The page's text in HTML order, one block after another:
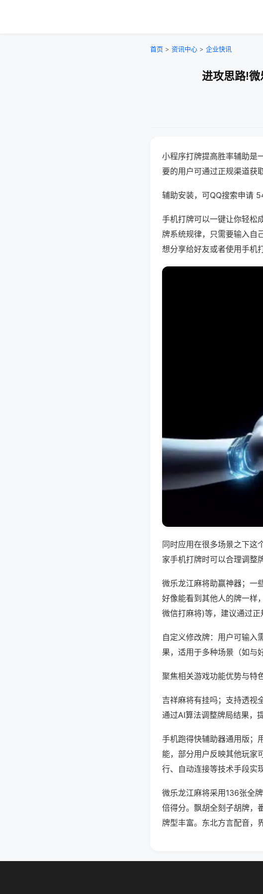
首页 > 资讯中心 > 企业快讯
进攻思路!
小程序打牌提高胜率辅助是
要的用户可通过正规渠道获
辅助安装，可QQ搜索申请
手机打牌可以一键让你轻松
牌系统规律，只需要输入自
想分享给好友或者使用手机
同时应用在很多场景之下这
家手机打牌时可以合理调整
微乐龙江麻将助赢神器；一
好像能看到其他人的牌一样
微信打麻将)等，建议通过正
自定义修改牌：用户可输入
果，适用于多种场景（如与
聚焦相关游戏功能优势与特色
吉祥麻将有挂吗；支持透视
通过AI算法调整牌局结果，
手机跑得快辅助器通用版；
能，部分用户反映其他玩家
行、自动连接等技术手段实
微乐龙江麻将采用136张全
倍得分。飘胡全刻子胡牌，
牌型丰富。东北方言配音，